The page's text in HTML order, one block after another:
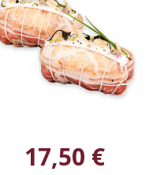
17,50 €